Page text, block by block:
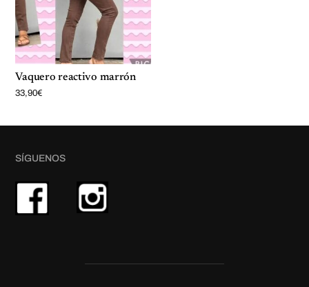
Vaquero reactivo marrón
33,90€
SÍGUENOS